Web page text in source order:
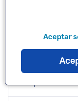
Voz
Comercial,
Aceptar